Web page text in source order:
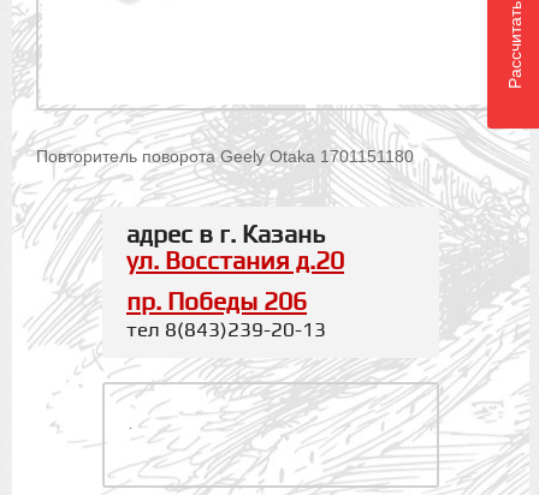
Повторитель поворота Geely Otaka 1701151180
адрес в г. Казань
ул. Восстания д.20
пр. Победы 206
тел 8(843)239-20-13
.